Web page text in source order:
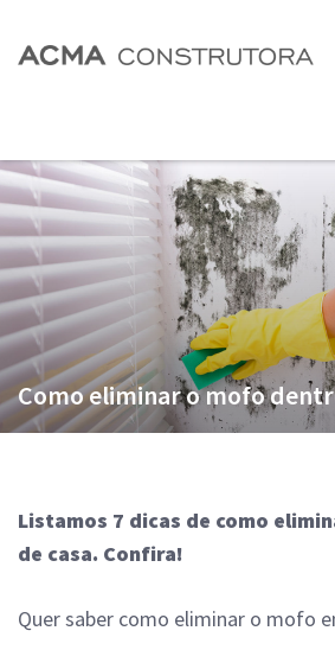
Como eliminar o mofo
Listamos 7 dicas de como
de casa. Confira!
Quer saber como eliminar o mofo